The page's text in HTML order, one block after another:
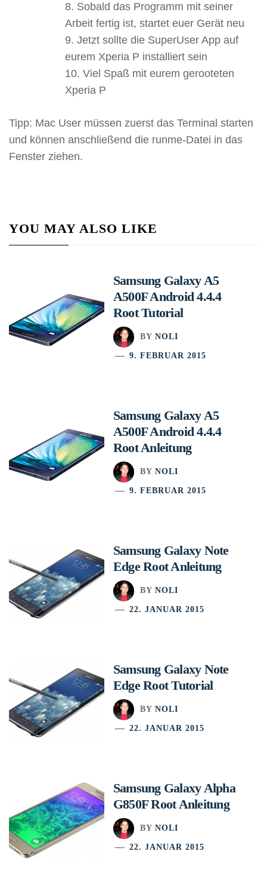
Sobald das Programm mit seiner
Arbeit fertig ist, startet euer Gerät neu
Jetzt sollte die SuperUser App auf
eurem Xperia P installiert sein
Viel Spaß mit eurem gerooteten
Xperia P
Tipp: Mac User müssen zuerst das Terminal starten
und können anschließend die runme-Datei in das
Fenster ziehen.
YOU MAY ALSO LIKE
Samsung Galaxy A5
A500F Android 4.4.4
Root Tutorial
BY NOLI
9. FEBRUAR 2015
Samsung Galaxy A5
A500F Android 4.4.4
Root Anleitung
BY NOLI
9. FEBRUAR 2015
Samsung Galaxy Note
Edge Root Anleitung
BY NOLI
22. JANUAR 2015
Samsung Galaxy Note
Edge Root Tutorial
BY NOLI
22. JANUAR 2015
Samsung Galaxy Alpha
G850F Root Anleitung
BY NOLI
22. JANUAR 2015